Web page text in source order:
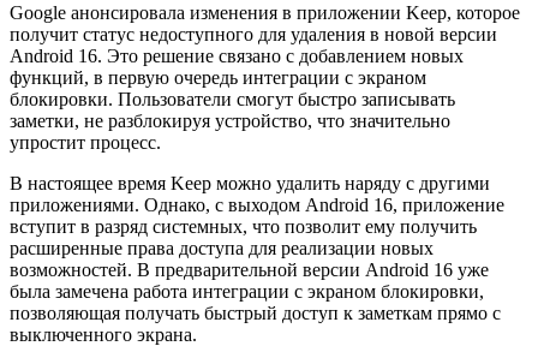
Google анонсировала изменения в приложении Keep, которое
получит статус недоступного для удаления в новой версии
Android 16. Это решение связано с добавлением новых
функций, в первую очередь интеграции с экраном
блокировки. Пользователи смогут быстро записывать
заметки, не разблокируя устройство, что значительно
упростит процесс.
В настоящее время Keep можно удалить наряду с другими
приложениями. Однако, с выходом Android 16, приложение
вступит в разряд системных, что позволит ему получить
расширенные права доступа для реализации новых
возможностей. В предварительной версии Android 16 уже
была замечена работа интеграции с экраном блокировки,
позволяющая получать быстрый доступ к заметкам прямо с
выключенного экрана.